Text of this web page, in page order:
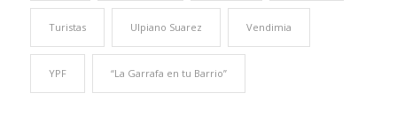
Turistas Ulpiano Suarez Vendimia
YPF “La Garrafa en tu Barrio”